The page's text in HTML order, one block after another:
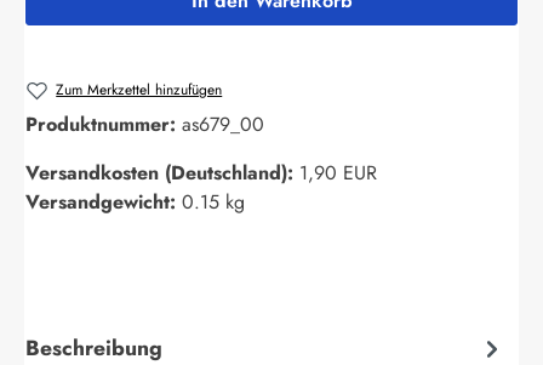
Zum Merkzettel hinzufügen
Produktnummer: as679_00
Versandkosten (Deutschland): 1,90 EUR
Versandgewicht: 0.15 kg
Beschreibung